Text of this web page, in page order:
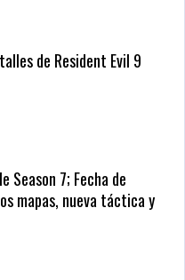
de Resident Evil 9
Season 7; Fecha de
mapas, nueva táctica y